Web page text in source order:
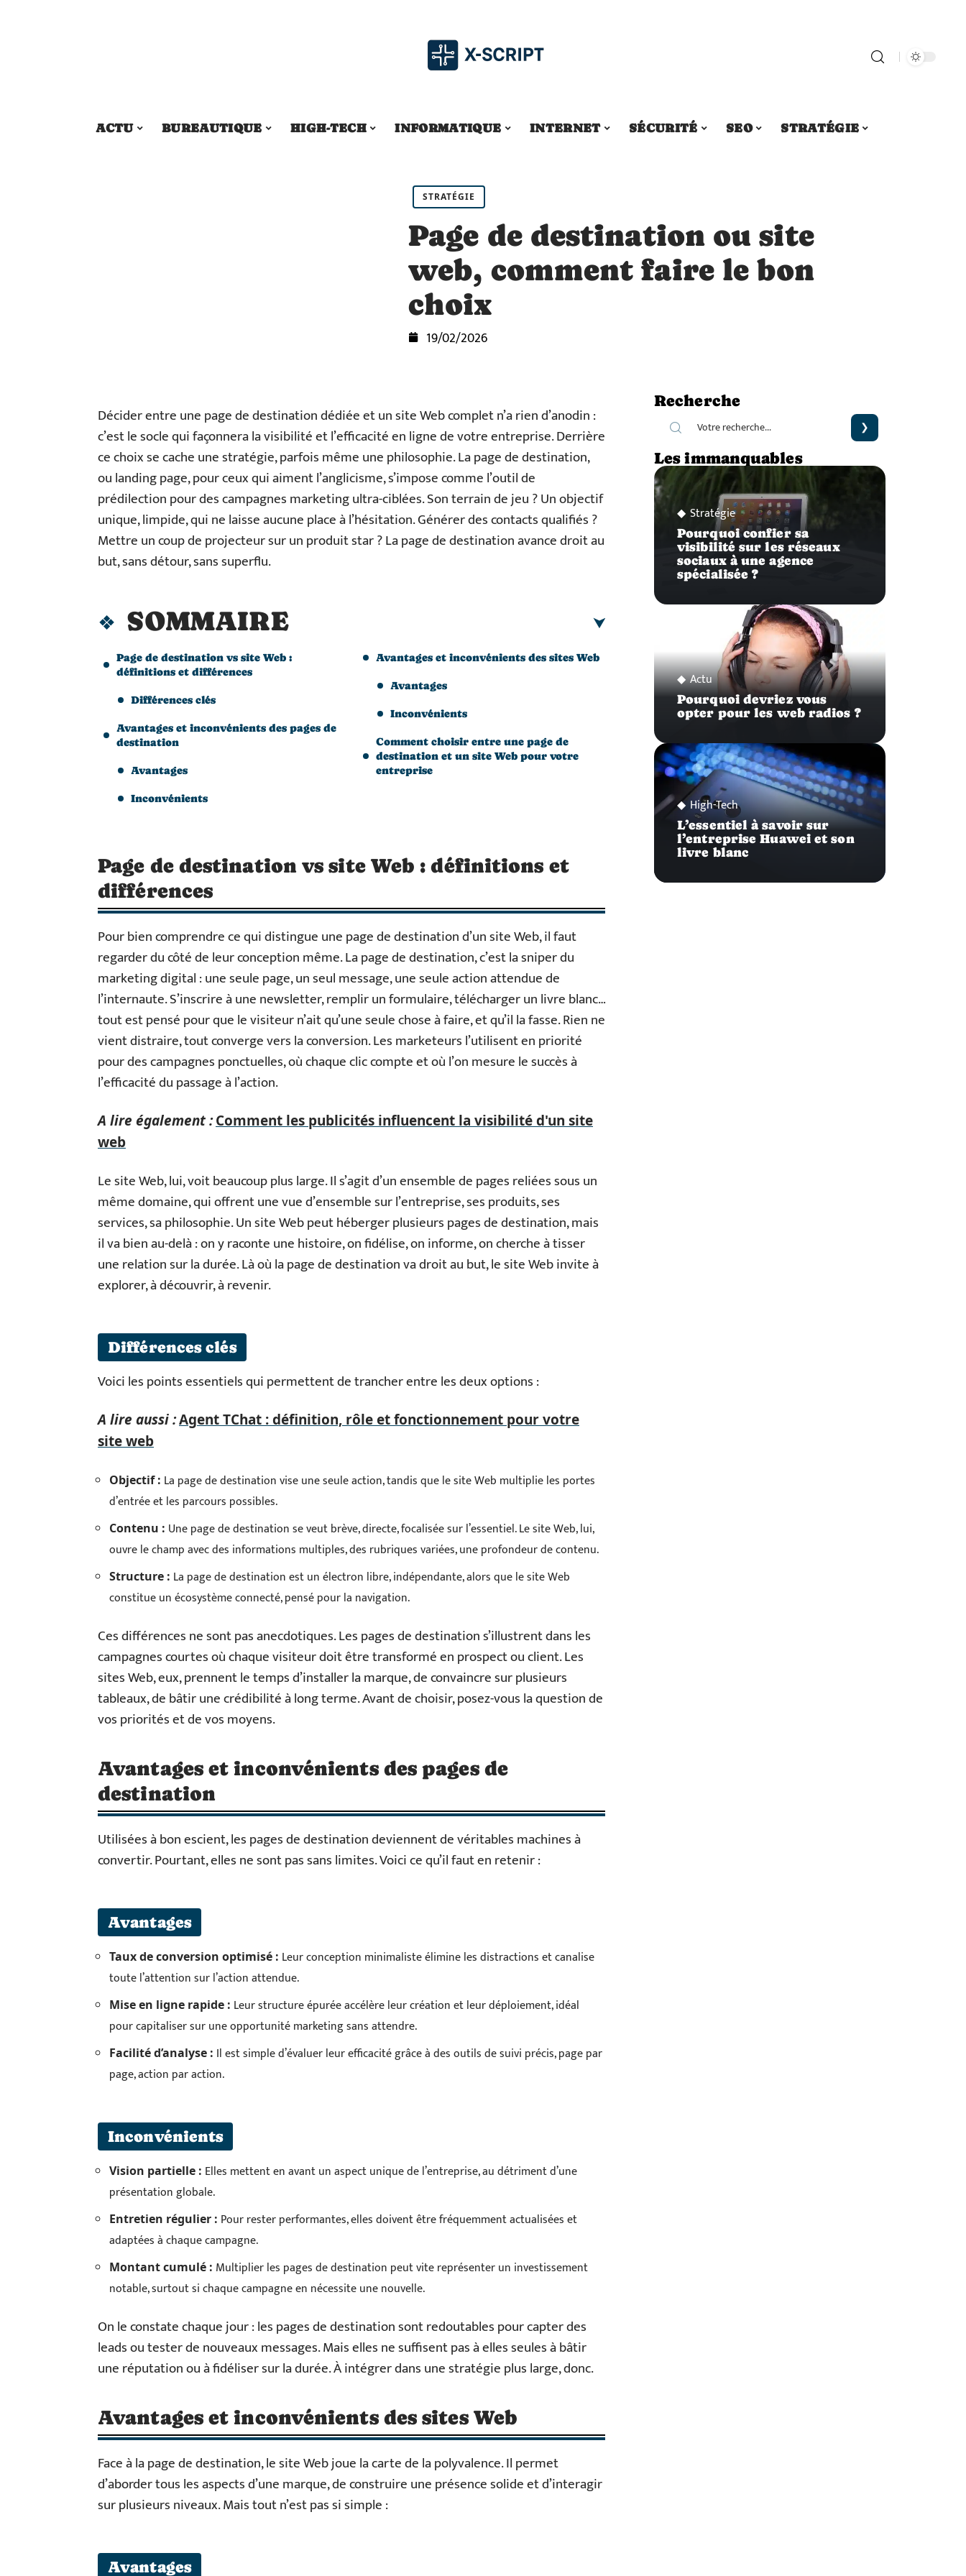
ACTU BUREAUTIQUE HIGH-TECH INFORMATIQUE INTERNET SÉCURITÉ SEO STRATÉGIE
STRATÉGIE
Page de destination ou site
web, comment faire le bon
choix
19/02/2026
Décider entre une page de destination dédiée et un site Web complet n’a rien d’anodin :
c’est le socle qui façonnera la visibilité et l’efficacité en ligne de votre entreprise. Derrière
ce choix se cache une stratégie, parfois même une philosophie. La page de destination,
ou landing page, pour ceux qui aiment l’anglicisme, s’impose comme l’outil de
prédilection pour des campagnes marketing ultra-ciblées. Son terrain de jeu ? Un objectif
unique, limpide, qui ne laisse aucune place à l’hésitation. Générer des contacts qualifiés ?
Mettre un coup de projecteur sur un produit star ? La page de destination avance droit au
but, sans détour, sans superflu.
SOMMAIRE
Page de destination vs site Web :
définitions et différences
Différences clés
Avantages et inconvénients des pages de
destination
Avantages
Inconvénients
Avantages et inconvénients des sites Web
Avantages
Inconvénients
Comment choisir entre une page de
destination et un site Web pour votre
entreprise
Page de destination vs site Web : définitions et
différences
Pour bien comprendre ce qui distingue une page de destination d’un site Web, il faut
regarder du côté de leur conception même. La page de destination, c’est la sniper du
marketing digital : une seule page, un seul message, une seule action attendue de
l’internaute. S’inscrire à une newsletter, remplir un formulaire, télécharger un livre blanc…
tout est pensé pour que le visiteur n’ait qu’une seule chose à faire, et qu’il la fasse. Rien ne
vient distraire, tout converge vers la conversion. Les marketeurs l’utilisent en priorité
pour des campagnes ponctuelles, où chaque clic compte et où l’on mesure le succès à
l’efficacité du passage à l’action.
A lire également :Comment les publicités influencent la visibilité d'un site
web
Le site Web, lui, voit beaucoup plus large. Il s’agit d’un ensemble de pages reliées sous un
même domaine, qui offrent une vue d’ensemble sur l’entreprise, ses produits, ses
services, sa philosophie. Un site Web peut héberger plusieurs pages de destination, mais
il va bien au-delà : on y raconte une histoire, on fidélise, on informe, on cherche à tisser
une relation sur la durée. Là où la page de destination va droit au but, le site Web invite à
explorer, à découvrir, à revenir.
Différences clés
Voici les points essentiels qui permettent de trancher entre les deux options :
A lire aussi :Agent TChat : définition, rôle et fonctionnement pour votre
site web
Objectif : La page de destination vise une seule action, tandis que le site Web multiplie les portes
d’entrée et les parcours possibles.
Contenu : Une page de destination se veut brève, directe, focalisée sur l’essentiel. Le site Web, lui,
ouvre le champ avec des informations multiples, des rubriques variées, une profondeur de contenu.
Structure : La page de destination est un électron libre, indépendante, alors que le site Web
constitue un écosystème connecté, pensé pour la navigation.
Ces différences ne sont pas anecdotiques. Les pages de destination s’illustrent dans les
campagnes courtes où chaque visiteur doit être transformé en prospect ou client. Les
sites Web, eux, prennent le temps d’installer la marque, de convaincre sur plusieurs
tableaux, de bâtir une crédibilité à long terme. Avant de choisir, posez-vous la question de
vos priorités et de vos moyens.
Avantages et inconvénients des pages de
destination
Utilisées à bon escient, les pages de destination deviennent de véritables machines à
convertir. Pourtant, elles ne sont pas sans limites. Voici ce qu’il faut en retenir :
Avantages
Taux de conversion optimisé : Leur conception minimaliste élimine les distractions et canalise
toute l’attention sur l’action attendue.
Mise en ligne rapide : Leur structure épurée accélère leur création et leur déploiement, idéal
pour capitaliser sur une opportunité marketing sans attendre.
Facilité d’analyse : Il est simple d’évaluer leur efficacité grâce à des outils de suivi précis, page par
page, action par action.
Inconvénients
Vision partielle : Elles mettent en avant un aspect unique de l’entreprise, au détriment d’une
présentation globale.
Entretien régulier : Pour rester performantes, elles doivent être fréquemment actualisées et
adaptées à chaque campagne.
Montant cumulé : Multiplier les pages de destination peut vite représenter un investissement
notable, surtout si chaque campagne en nécessite une nouvelle.
On le constate chaque jour : les pages de destination sont redoutables pour capter des
leads ou tester de nouveaux messages. Mais elles ne suffisent pas à elles seules à bâtir
une réputation ou à fidéliser sur la durée. À intégrer dans une stratégie plus large, donc.
Avantages et inconvénients des sites Web
Face à la page de destination, le site Web joue la carte de la polyvalence. Il permet
d’aborder tous les aspects d’une marque, de construire une présence solide et d’interagir
sur plusieurs niveaux. Mais tout n’est pas si simple :
Avantages
Recherche
Les immanquables
Stratégie
Pourquoi confier sa
visibilité sur les réseaux
sociaux à une agence
spécialisée ?
Actu
Pourquoi devriez vous
opter pour les web radios ?
High-Tech
L’essentiel à savoir sur
l’entreprise Huawei et son
livre blanc